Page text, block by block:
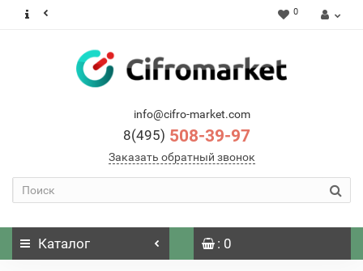
0
info@cifro-market.com
8(495) 508-39-97
Заказать обратный звонок
Каталог : 0